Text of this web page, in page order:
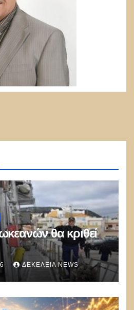
θα κριθεί
ΔΕΚΈΛΕΙΑ NEWS